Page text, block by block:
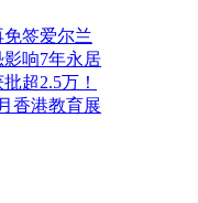
签爱尔兰
影响7年永居
超2.5万！
香港教育展